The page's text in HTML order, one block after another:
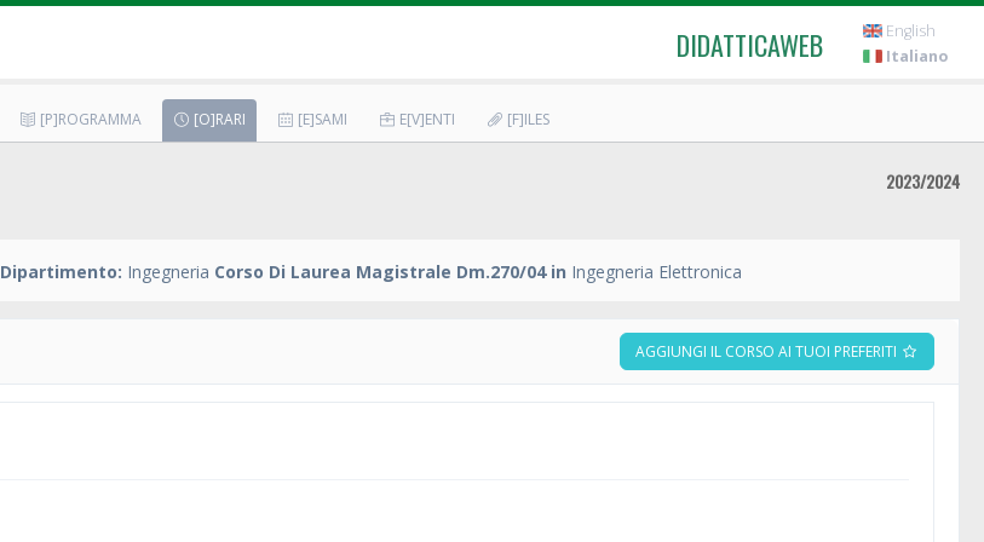
DIDATTICAWEB
English
Italiano
[P]ROGRAMMA [O]RARI [E]SAMI E[V]ENTI [F]ILES
2023/2024
Dipartimento: Ingegneria Corso Di Laurea Magistrale Dm.270/04 in Ingegneria Elettronica
AGGIUNGI IL CORSO AI TUOI PREFERITI